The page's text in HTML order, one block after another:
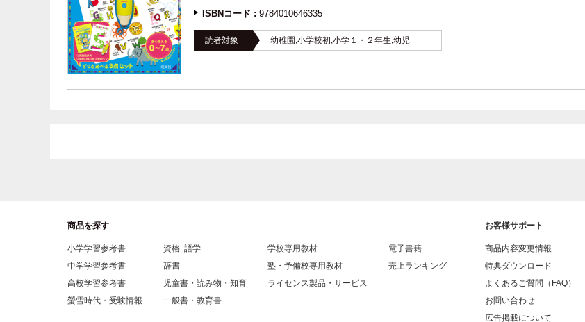
ISBNコード : 9784010646335
読者対象 幼稚園,小学校初,小学１・２年生,幼児
商品を探す
小学学習参考書
中学学習参考書
高校学習参考書
螢雪時代・受験情報
資格･語学
辞書
児童書・読み物・知育
一般書・教育書
学校専用教材
塾・予備校専用教材
ライセンス製品・サービス
電子書籍
売上ランキング
お客様サポート
商品内容変更情報
特典ダウンロード
よくあるご質問（FAQ）
お問い合わせ
広告掲載について